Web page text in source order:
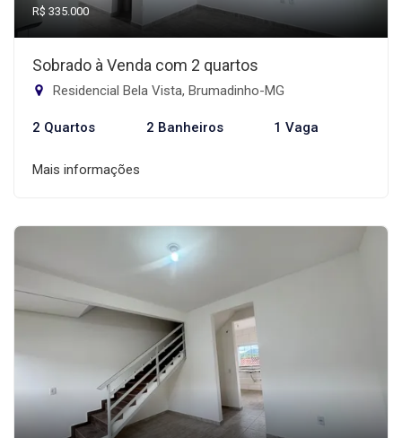
R$ 335.000
Sobrado à Venda com 2 quartos
Residencial Bela Vista, Brumadinho-MG
2 Quartos 2 Banheiros 1 Vaga
Mais informações